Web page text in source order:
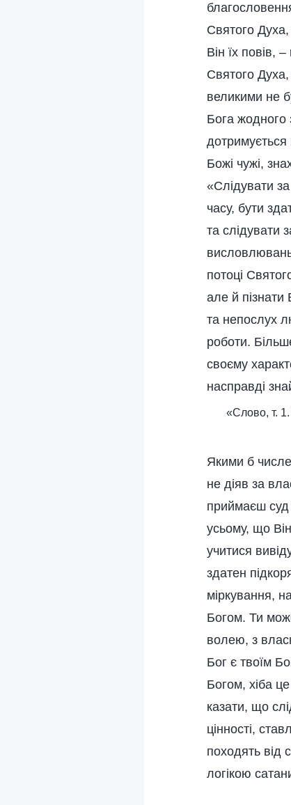
Святого Духа,
Він їх повів,
Святого Духа,
великими не
Бога жодного
дотримується
Божі чужі,
«Слідувати
часу, бути
та слідувати
потоці
але й пізнати
та непослух
роботи.
своєму
насправді
«Слово, т.
Якими б
не діяв за
приймаєш суд
усьому, що
учитися
здатен
міркування,
Богом. Ти
волею, з
Бог є твоїм
Богом, хіба
казати, що
цінності,
походять від
логікою